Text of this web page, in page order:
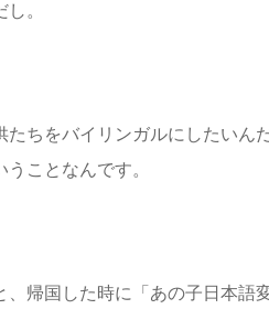
。
ちをバイリンガルにしたいん
ことなんです。
帰国した時に「あの子日本語